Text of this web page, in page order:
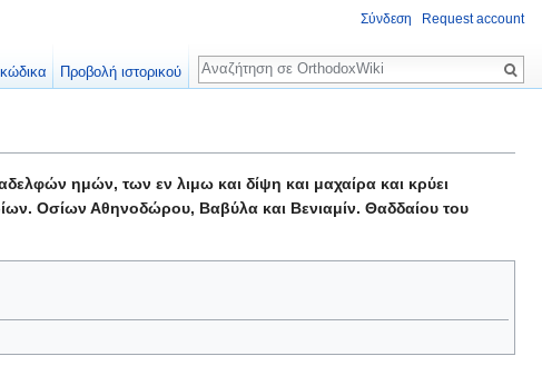
ημών, των εν λιμω και δίψη και μαχαίρα και κρύει
Οσίων Αθηνοδώρου, Βαβύλα και Βενιαμίν. Θαδδαίου του
Σύνδεση Request account
Προβολή ιστορικού
Αναζήτηση